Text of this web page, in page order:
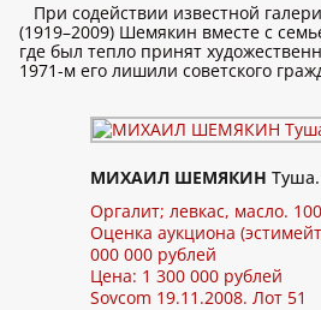
При содействии известной
(1919–2009) Шемякин вместе с
где был тепло принят
1971-м его лишили советского
МИХАИЛ ШЕМЯКИН Туша.
Оргалит; левкас, масло.
Оценка аукциона
000 000 рублей
Цена: 1 300 000 рублей
Sovcom 19.11.2008. Лот 51